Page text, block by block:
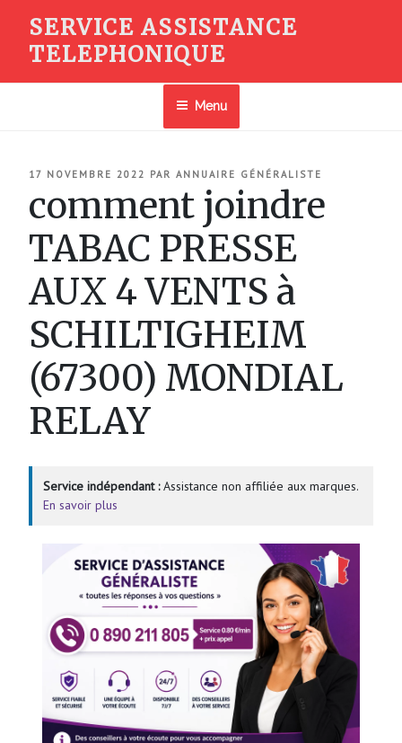
contenu
SERVICE ASSISTANCE
TELEPHONIQUE
Menu
PUBLIÉ
17 NOVEMBRE 2022 PAR ANNUAIRE GÉNÉRALISTE
comment joindre
TABAC PRESSE
AUX 4 VENTS à
SCHILTIGHEIM
(67300) MONDIAL
RELAY
Service indépendant :Assistance non affiliée aux marques.
En savoir plus